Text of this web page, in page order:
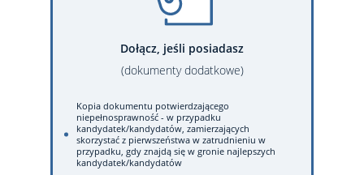
Dołącz, jeśli posiadasz
(dokumenty dodatkowe)
Kopia dokumentu potwierdzającego
niepełnosprawność - w przypadku
kandydatek/kandydatów, zamierzających
skorzystać z pierwszeństwa w zatrudnieniu w
przypadku, gdy znajdą się w gronie najlepszych
kandydatek/kandydatów